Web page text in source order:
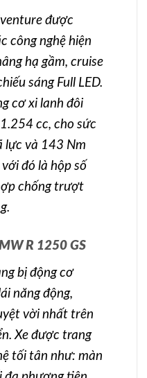
được
công nghệ hiện
hạ gầm, cruise
sáng Full LED.
cơ xi lanh đôi
cc, cho sức
lực và 143 Nm
đó là hộp số
chống trượt
R 1250 GS
bị động cơ
năng động,
vời nhất trên
Xe được trang
tối tân như: màn